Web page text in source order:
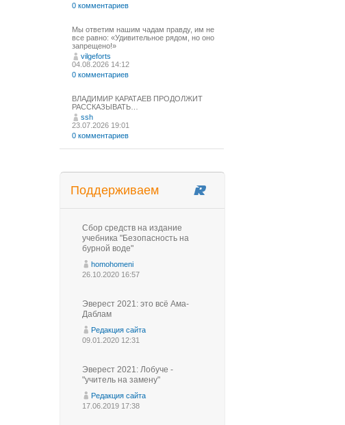
0 комментариев
Мы ответим нашим чадам правду, им не
все равно: «Удивительное рядом, но оно
запрещено!»
vilgeforts
04.08.2026 14:12
0 комментариев
ВЛАДИМИР КАРАТАЕВ ПРОДОЛЖИТ
РАССКАЗЫВАТЬ…
ssh
23.07.2026 19:01
0 комментариев
Поддерживаем
Сбор средств на издание
учебника "Безопасность на
бурной воде"
homohomeni
26.10.2020 16:57
Эверест 2021: это всё Ама-
Даблам
Редакция сайта
09.01.2020 12:31
Эверест 2021: Лобуче -
"учитель на замену"
Редакция сайта
17.06.2019 17:38